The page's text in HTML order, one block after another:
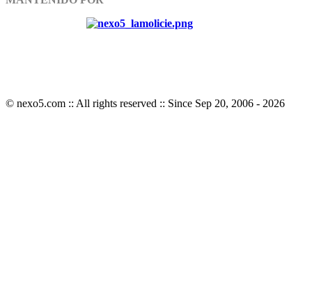
© nexo5.com :: All rights reserved :: Since Sep 20, 2006 - 2026